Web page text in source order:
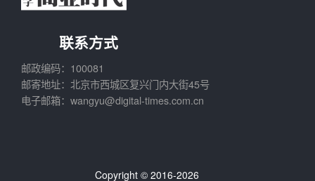
联系方式
邮政编码：100081
邮寄地址：北京市西城区复兴门内大街45号
电子邮箱：wangyu@digital-times.com.cn
Copyright © 2016-2026